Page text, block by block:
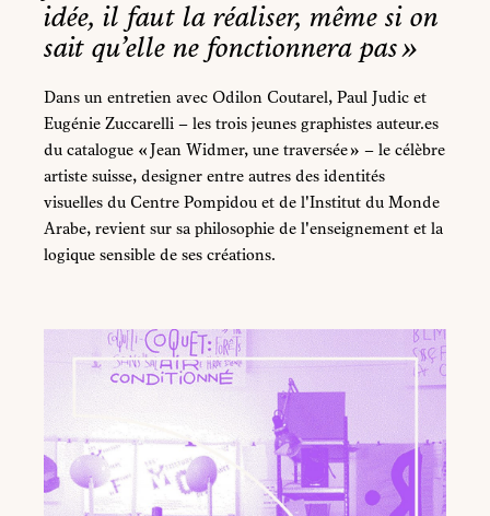
idée, il faut la réaliser, même si on
sait qu’elle ne fonctionnera pas »
Dans un entretien avec Odilon Coutarel, Paul Judic et
Eugénie Zuccarelli – les trois jeunes graphistes auteur.es
du catalogue « Jean Widmer, une traversée » – le célèbre
artiste suisse, designer entre autres des identités
visuelles du Centre Pompidou et de l'Institut du Monde
Arabe, revient sur sa philosophie de l'enseignement et la
logique sensible de ses créations.